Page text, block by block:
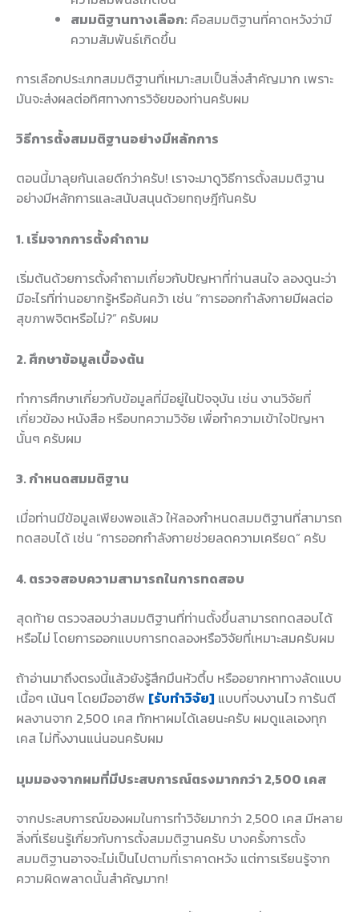
สมมติฐานทางเลือก: คือสมมติฐานที่คาดหวังว่ามี
ความสัมพันธ์เกิดขึ้น
การเลือกประเภทสมมติฐานที่เหมาะสมเป็นสิ่งสำคัญมาก เพราะ
มันจะส่งผลต่อทิศทางการวิจัยของท่านครับผม
วิธีการตั้งสมมติฐานอย่างมีหลักการ
ตอนนี้มาลุยกันเลยดีกว่าครับ! เราจะมาดูวิธีการตั้งสมมติฐาน
อย่างมีหลักการและสนับสนุนด้วยทฤษฎีกันครับ
1. เริ่มจากการตั้งคำถาม
เริ่มต้นด้วยการตั้งคำถามเกี่ยวกับปัญหาที่ท่านสนใจ ลองดูนะว่า
มีอะไรที่ท่านอยากรู้หรือค้นคว้า เช่น “การออกกำลังกายมีผลต่อ
สุขภาพจิตหรือไม่?” ครับผม
2. ศึกษาข้อมูลเบื้องต้น
ทำการศึกษาเกี่ยวกับข้อมูลที่มีอยู่ในปัจจุบัน เช่น งานวิจัยที่
เกี่ยวข้อง หนังสือ หรือบทความวิจัย เพื่อทำความเข้าใจปัญหา
นั้นๆ ครับผม
3. กำหนดสมมติฐาน
เมื่อท่านมีข้อมูลเพียงพอแล้ว ให้ลองกำหนดสมมติฐานที่สามารถ
ทดสอบได้ เช่น “การออกกำลังกายช่วยลดความเครียด” ครับ
4. ตรวจสอบความสามารถในการทดสอบ
สุดท้าย ตรวจสอบว่าสมมติฐานที่ท่านตั้งขึ้นสามารถทดสอบได้
หรือไม่ โดยการออกแบบการทดลองหรือวิจัยที่เหมาะสมครับผม
ถ้าอ่านมาถึงตรงนี้แล้วยังรู้สึกมึนหัวตึ้บ หรืออยากหาทางลัดแบบ
เนื้อๆ เน้นๆ โดยมืออาชีพ [รับทำวิจัย] แบบที่จบงานไว การันตี
ผลงานจาก 2,500 เคส ทักหาผมได้เลยนะครับ ผมดูแลเองทุก
เคส ไม่ทิ้งงานแน่นอนครับผม
มุมมองจากผมที่มีประสบการณ์ตรงมากกว่า 2,500 เคส
จากประสบการณ์ของผมในการทำวิจัยมากว่า 2,500 เคส มีหลาย
สิ่งที่เรียนรู้เกี่ยวกับการตั้งสมมติฐานครับ บางครั้งการตั้ง
สมมติฐานอาจจะไม่เป็นไปตามที่เราคาดหวัง แต่การเรียนรู้จาก
ความผิดพลาดนั้นสำคัญมาก!